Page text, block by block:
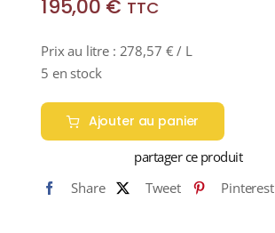
195,00 € TTC
Prix au litre : 278,57 € / L
5 en stock
Ajouter au panier
partager ce produit
Share
Tweet Pinterest